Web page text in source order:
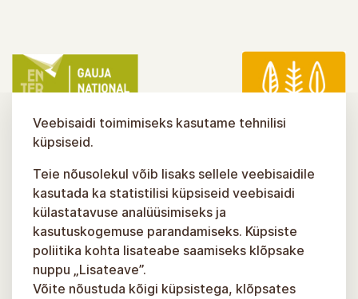
Veebisaidi toimimiseks kasutame tehnilisi
küpsiseid.
Teie nõusolekul võib lisaks sellele veebisaidile
kasutada ka statistilisi küpsiseid veebisaidi
külastatavuse analüüsimiseks ja
kasutuskogemuse parandamiseks. Küpsiste
poliitika kohta lisateabe saamiseks klõpsake
nuppu „Lisateave”.
Võite nõustuda kõigi küpsistega, klõpsates